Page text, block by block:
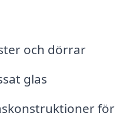
och dörrar
glas
för